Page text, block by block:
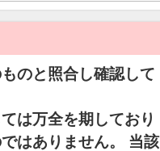
のと照合し確認して
は万全を期しており
はありません。 当該